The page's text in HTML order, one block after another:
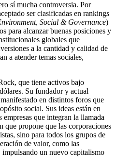
sí mucha controversia. Por
ser clasificadas en rankings
Social & Governance)
para alcanzar buenas posiciones y
globales que
a la cantidad y calidad de
a atender temas sociales,
que tiene activos bajo
Su fundador y actual
en distintos foros que
social. Sus ideas están en
que integran la llamada
que propone que las corporaciones
sino para todos los grupos de
de valor, como las
impulsando un nuevo capitalismo